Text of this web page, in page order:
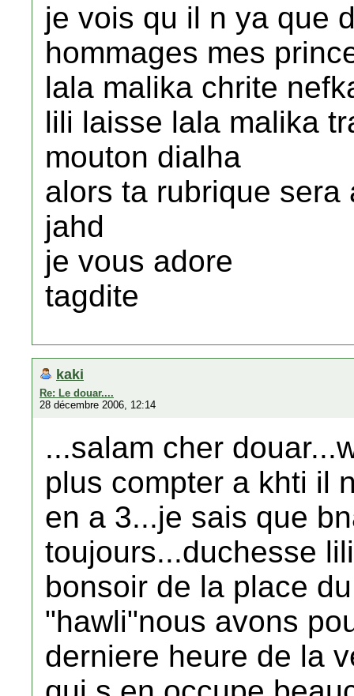
je vois qu il n ya que
hommages mes
lala malika chrite
lili laisse lala malika
mouton dialha
alors ta rubrique
jahd
je vous adore
tagdite
kaki
Re: Le douar....
28 décembre 2006, 12:14
...salam cher
plus compter a khti il
en a 3...je sais que
toujours...duchesse
bonsoir de la place
"hawli"nous avons
derniere heure de la